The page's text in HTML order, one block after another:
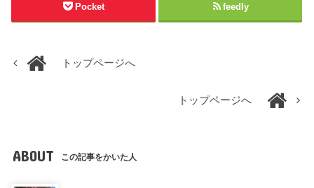
Pocket feedly
トップページへ
トップページへ
ABOUT この記事をかいた人